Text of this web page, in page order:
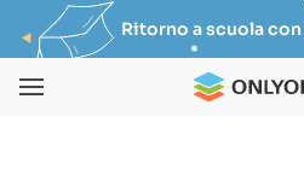
Ritorno a scuola con